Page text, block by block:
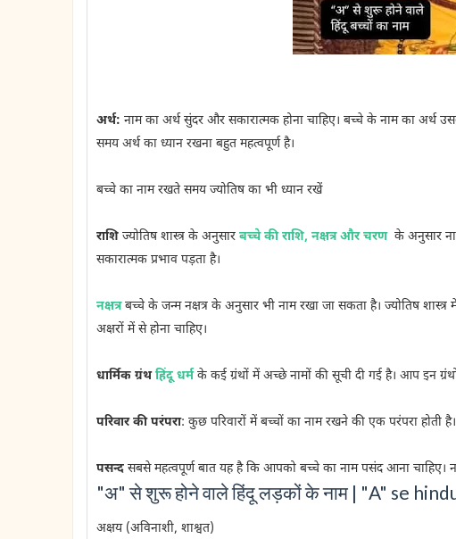
अर्थ: नाम का अर्थ सुंदर और सकारात्मक होना चाहिए। बच्चे के नाम का अर्थ
समय अर्थ का ध्यान रखना बहुत महत्वपूर्ण है।
बच्चे का नाम रखते समय ज्योतिष का भी ध्यान रखें
राशि ज्योतिष शास्त्र के अनुसार बच्चे की राशि, नक्षत्र और चरणके अनुसार
सकारात्मक प्रभाव पड़ता है।
नक्षत्रबच्चे के जन्म नक्षत्र के अनुसार भी नाम रखा जा सकता है। ज्योतिष
अक्षरों में से होना चाहिए।
धार्मिक ग्रंथ हिंदू धर्मके कई ग्रंथों में अच्छे नामों की सूची दी गई है। आप इन
परिवार की परंपरा: कुछ परिवारों में बच्चों का नाम रखने की एक परंपरा
पसन्द सबसे महत्वपूर्ण बात यह है कि आपको बच्चे का नाम पसंद आना चाहिए।
"अ" से शुरू होने वाले हिंदू लड़कों के नाम | "A" se
अक्षय (अविनाशी, शाश्वत)